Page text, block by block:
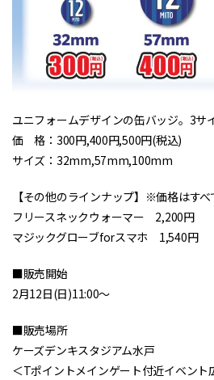
ユニフォームデザインの缶バッジ。3サ
価 格：300円,400円,500円(税込)
サイズ：32mm,57mm,100mm
【その他のラインナップ】※価格はすべ
フリースネックウォーマー 2,200円
マジックグローブforスマホ 1,540円
■販売開始
2月12日(日)11:00～
■販売場所
ケーズデンキスタジアム水戸
＜Tポイントメインゲート付近イベント